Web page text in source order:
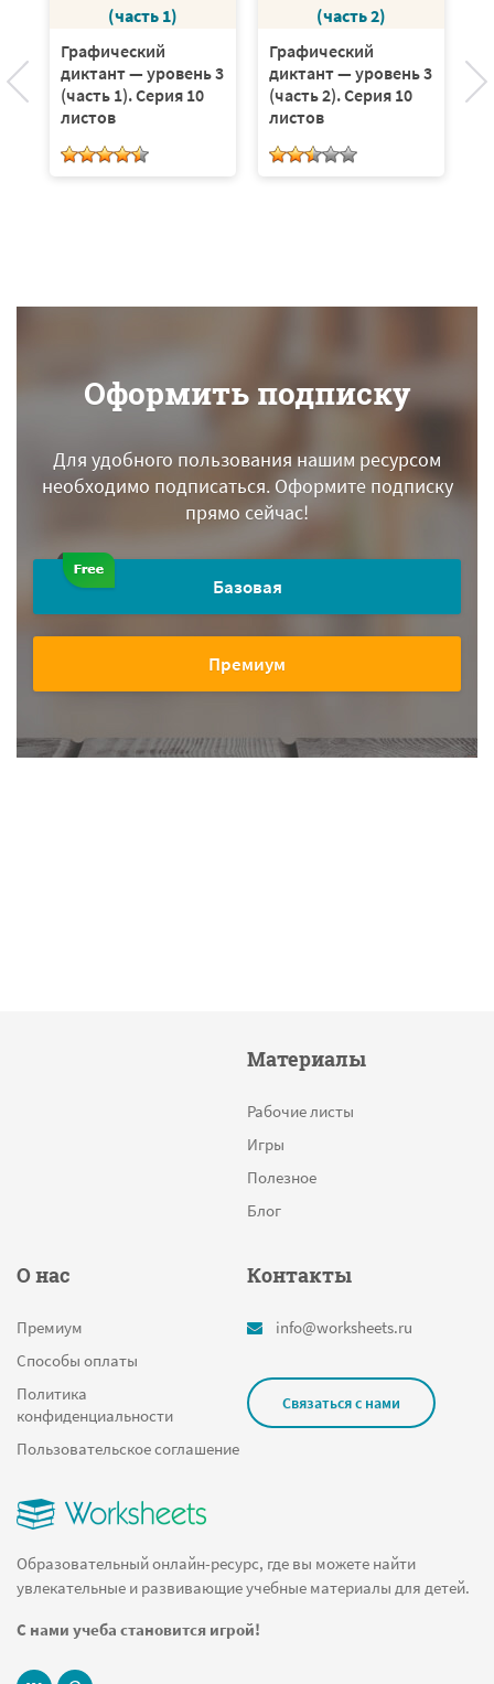
Графический
диктант — уровень 3
(часть 1). Серия 10
листов
Графический
диктант — уровень 3
(часть 2). Серия 10
листов
Оформить подписку
Для удобного пользования нашим ресурсом
необходимо подписаться.Оформите подписку
прямо сейчас!
Базовая
Премиум
Образовательный онлайн-ресурс, где вы можете найти
увлекательные и развивающие учебные материалы для детей.
С нами учеба становится игрой!
Материалы
Рабочие листы
Игры
Полезное
Блог
О нас
Премиум
Способы оплаты
Политика
конфиденциальности
Пользовательское соглашение
Контакты
info@worksheets.ru
Связаться с нами